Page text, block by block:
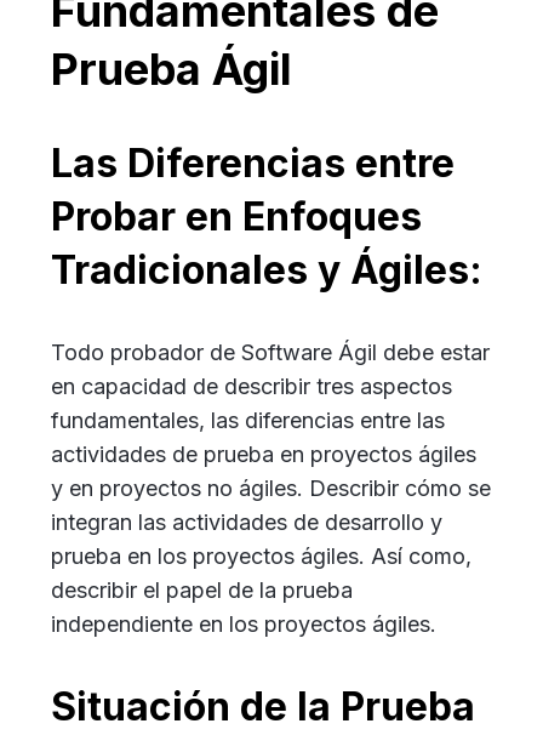
Fundamentales de
Prueba Ágil
Las Diferencias entre
Probar en Enfoques
Tradicionales y Ágiles:
Todo probador de Software Ágil debe estar
en capacidad de describir tres aspectos
fundamentales, las diferencias entre las
actividades de prueba en proyectos ágiles
y en proyectos no ágiles. Describir cómo se
integran las actividades de desarrollo y
prueba en los proyectos ágiles. Así como,
describir el papel de la prueba
independiente en los proyectos ágiles.
Situación de la Prueba